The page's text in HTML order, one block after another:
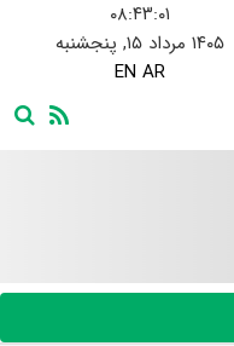
۰۸:۴۳:۰۲
۱۴۰۵ مرداد ۱۵, پنجشنبه
EN AR